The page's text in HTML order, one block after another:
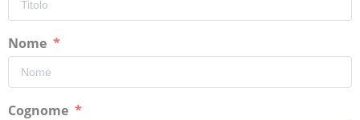
Nome
Cognome